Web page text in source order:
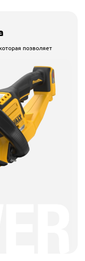
позволяет